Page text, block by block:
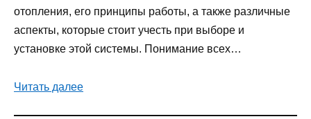
отопления, его принципы работы, а также различные
аспекты, которые стоит учесть при выборе и
установке этой системы. Понимание всех…
Читать далее